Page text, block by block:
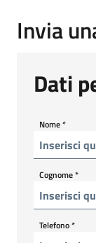
Invia
Dati
Nome*
Cognome*
Telefono*